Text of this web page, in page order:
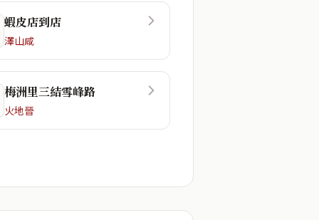
蝦皮店到店
澤山咸
梅洲里三結雪峰路
火地晉